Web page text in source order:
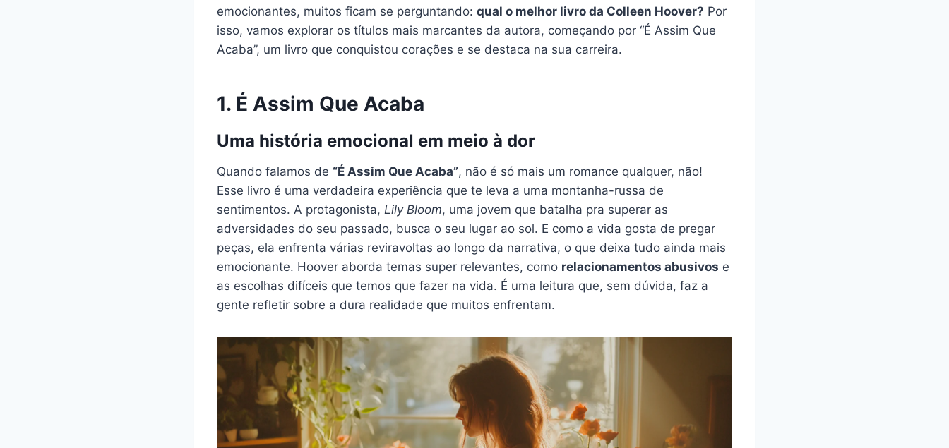
emocionantes, muitos ficam se perguntando: qual o melhor livro da Colleen Hoover? Por
isso, vamos explorar os títulos mais marcantes da autora, começando por “É Assim Que
Acaba”, um livro que conquistou corações e se destaca na sua carreira.
1. É Assim Que Acaba
Uma história emocional em meio à dor
Quando falamos de “É Assim Que Acaba”, não é só mais um romance qualquer, não!
Esse livro é uma verdadeira experiência que te leva a uma montanha-russa de
sentimentos. A protagonista, Lily Bloom, uma jovem que batalha pra superar as
adversidades do seu passado, busca o seu lugar ao sol. E como a vida gosta de pregar
peças, ela enfrenta várias reviravoltas ao longo da narrativa, o que deixa tudo ainda mais
emocionante. Hoover aborda temas super relevantes, como relacionamentos abusivos e
as escolhas difíceis que temos que fazer na vida. É uma leitura que, sem dúvida, faz a
gente refletir sobre a dura realidade que muitos enfrentam.